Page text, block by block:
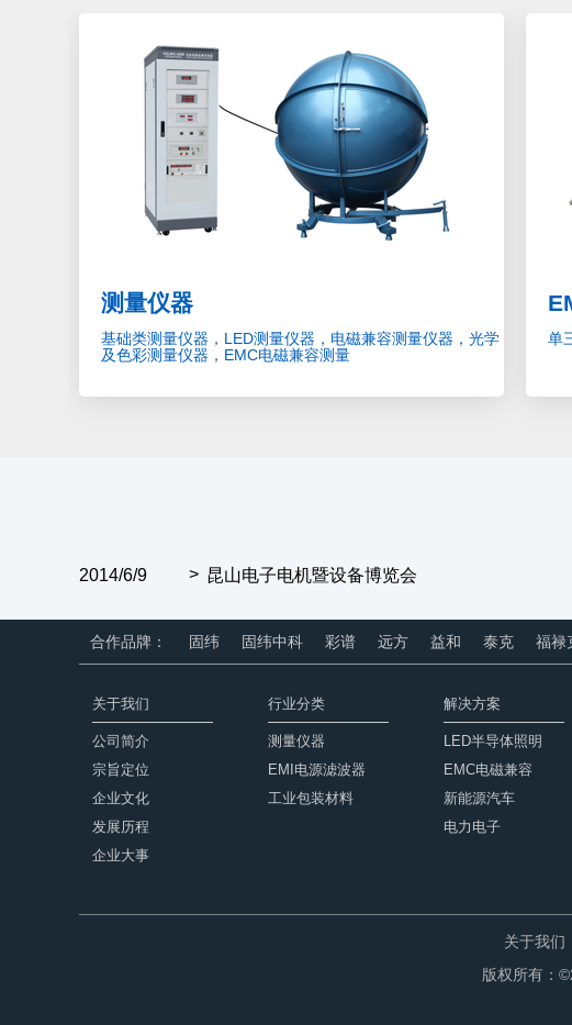
测量仪器
基础类测量仪器，LED测量仪器，电磁兼容测量仪器，光学
及色彩测量仪器，EMC电磁兼容测量
单
2014/6/9 昆山电子电机暨设备博览会
合作品牌： 固纬 固纬中科 彩谱 远方 益和 泰克 福禄
关于我们
公司简介
宗旨定位
企业文化
发展历程
企业大事
行业分类
测量仪器
EMI电源滤波器
工业包装材料
解决方案
LED半导体照明
EMC电磁兼容
新能源汽车
电力电子
关于我们
版权所有：